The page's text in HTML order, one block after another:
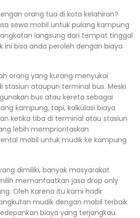
orang tua di kota kelahiran?
sewa mobil untuk pulang kampung
langsung dari tempat tinggal
ini bisa anda peroleh dengan biaya
orang yang kurang menyukai
stasiun ataupun terminal bus. Meski
bus atau kereta sebagai
kampung, tapi, kalkulasi biaya
ketika tiba di terminal atau stasiun
lebih memprioritaskan
mobil untuk mudik ke kampung
dimiliki, banyak masyarakat
memanfaatkan jasa drop only
Oleh Karena itu kami hadir
mudik dengan mobil terbaik
biaya yang terjangkau.